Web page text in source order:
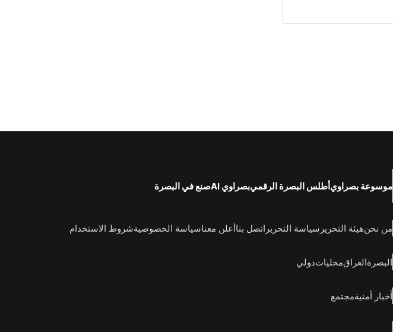
موسوعة بصراويأطلس البصرة الرقميبصراوي AI صنع في البصرة
من نحنهيئة التحرير سياسة التحرير اتصل بناأعلن معناسياسة الخصوصيةشروط الاستخدام
البصرةالعراقمحلياتدولي
أخبار أمنيةمجتمع